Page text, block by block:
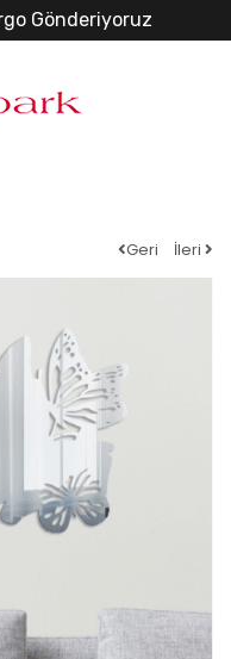
Gönderiyoruz
Geri
İleri